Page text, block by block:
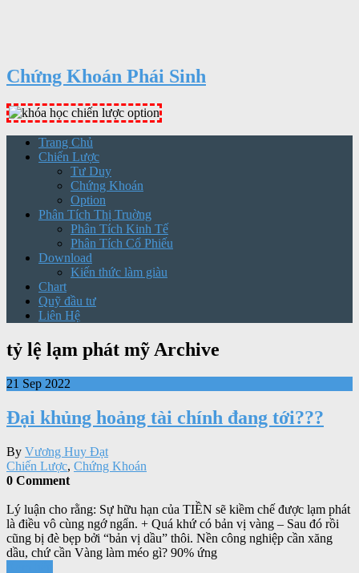
Chứng Khoán Phái Sinh
Trang Chủ
Chiến Lược
Tư Duy
Chứng Khoán
Option
Phân Tích Thị Truờng
Phân Tích Kinh Tế
Phân Tích Cổ Phiếu
Download
Kiến thức làm giàu
Chart
Quỹ đầu tư
Liên Hệ
tỷ lệ lạm phát mỹ Archive
21 Sep 2022
Đại khủng hoảng tài chính đang tới???
By Vương Huy Đạt
Chiến Lược, Chứng Khoán
0 Comment
Lý luận cho rằng: Sự hữu hạn của TIỀN sẽ kiềm chế được lạm phát
là điều vô cùng ngớ ngẩn. + Quá khứ có bản vị vàng – Sau đó rồi
cũng bị đè bẹp bởi “bản vị dầu” thôi. Nền công nghiệp cần xăng
dầu, chứ cần Vàng làm méo gì? 90% ứng